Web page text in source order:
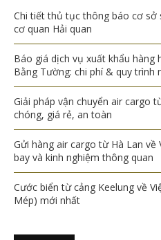
Chi tiết thủ tục thông báo cơ sở
cơ quan Hải quan
Báo giá dịch vụ xuất khẩu hàng
Bằng Tường: chi phí & quy trình
Giải pháp vận chuyển air cargo
chóng, giá rẻ, an toàn
Gửi hàng air cargo từ Hà Lan
bay và kinh nghiệm thông quan
Cước biển từ cảng Keelung về
Mép) mới nhất